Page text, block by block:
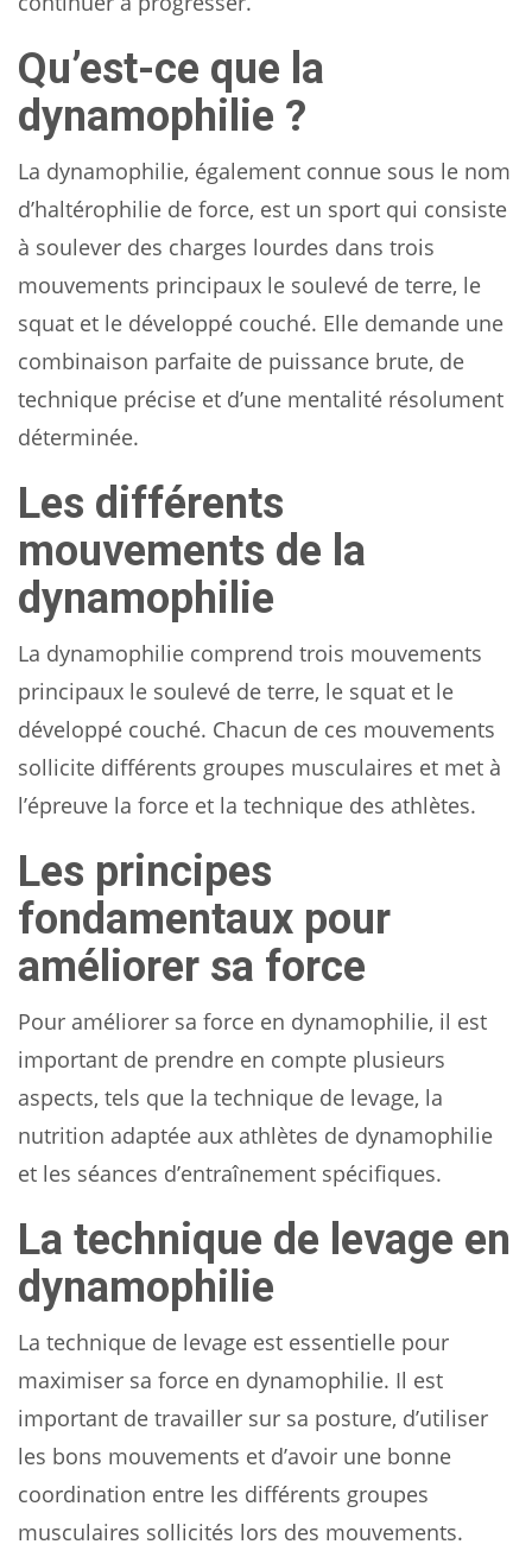
Qu’est-ce que la
dynamophilie ?
La dynamophilie, également connue sous le nom
d’haltérophilie de force, est un sport qui consiste
à soulever des charges lourdes dans trois
mouvements principaux le soulevé de terre, le
squat et le développé couché. Elle demande une
combinaison parfaite de puissance brute, de
technique précise et d’une mentalité résolument
déterminée.
Les différents
mouvements de la
dynamophilie
La dynamophilie comprend trois mouvements
principaux le soulevé de terre, le squat et le
développé couché. Chacun de ces mouvements
sollicite différents groupes musculaires et met à
l’épreuve la force et la technique des athlètes.
Les principes
fondamentaux pour
améliorer sa force
Pour améliorer sa force en dynamophilie, il est
important de prendre en compte plusieurs
aspects, tels que la technique de levage, la
nutrition adaptée aux athlètes de dynamophilie
et les séances d’entraînement spécifiques.
La technique de levage en
dynamophilie
La technique de levage est essentielle pour
maximiser sa force en dynamophilie. Il est
important de travailler sur sa posture, d’utiliser
les bons mouvements et d’avoir une bonne
coordination entre les différents groupes
musculaires sollicités lors des mouvements.